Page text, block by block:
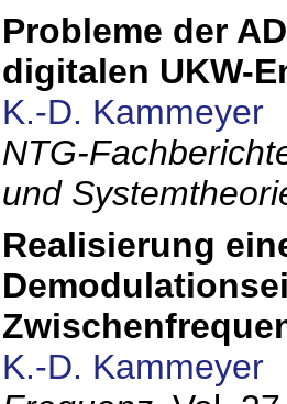
Probleme der
digitalen UKW-
K.-D. Kammeyer
NTG-
und
Realisierung
K.-D. Kammeyer